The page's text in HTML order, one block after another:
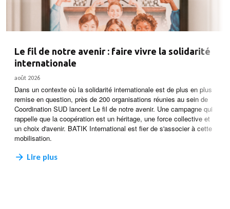
Le fil de notre avenir : faire vivre la solidarité
internationale
août 2026
Dans un contexte où la solidarité internationale est de plus en plus
remise en question, près de 200 organisations réunies au sein de
Coordination SUD lancent Le fil de notre avenir. Une campagne qui
rappelle que la coopération est un héritage, une force collective et
un choix d'avenir. BATIK International est fier de s'associer à cette
mobilisation.
Lire plus